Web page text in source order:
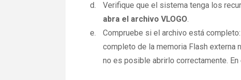
Verifique que el sistema tenga los
abra el archivo VLOGO.
Compruebe si el archivo está
completo de la memoria Flash externa
no es posible abrirlo correctamente.